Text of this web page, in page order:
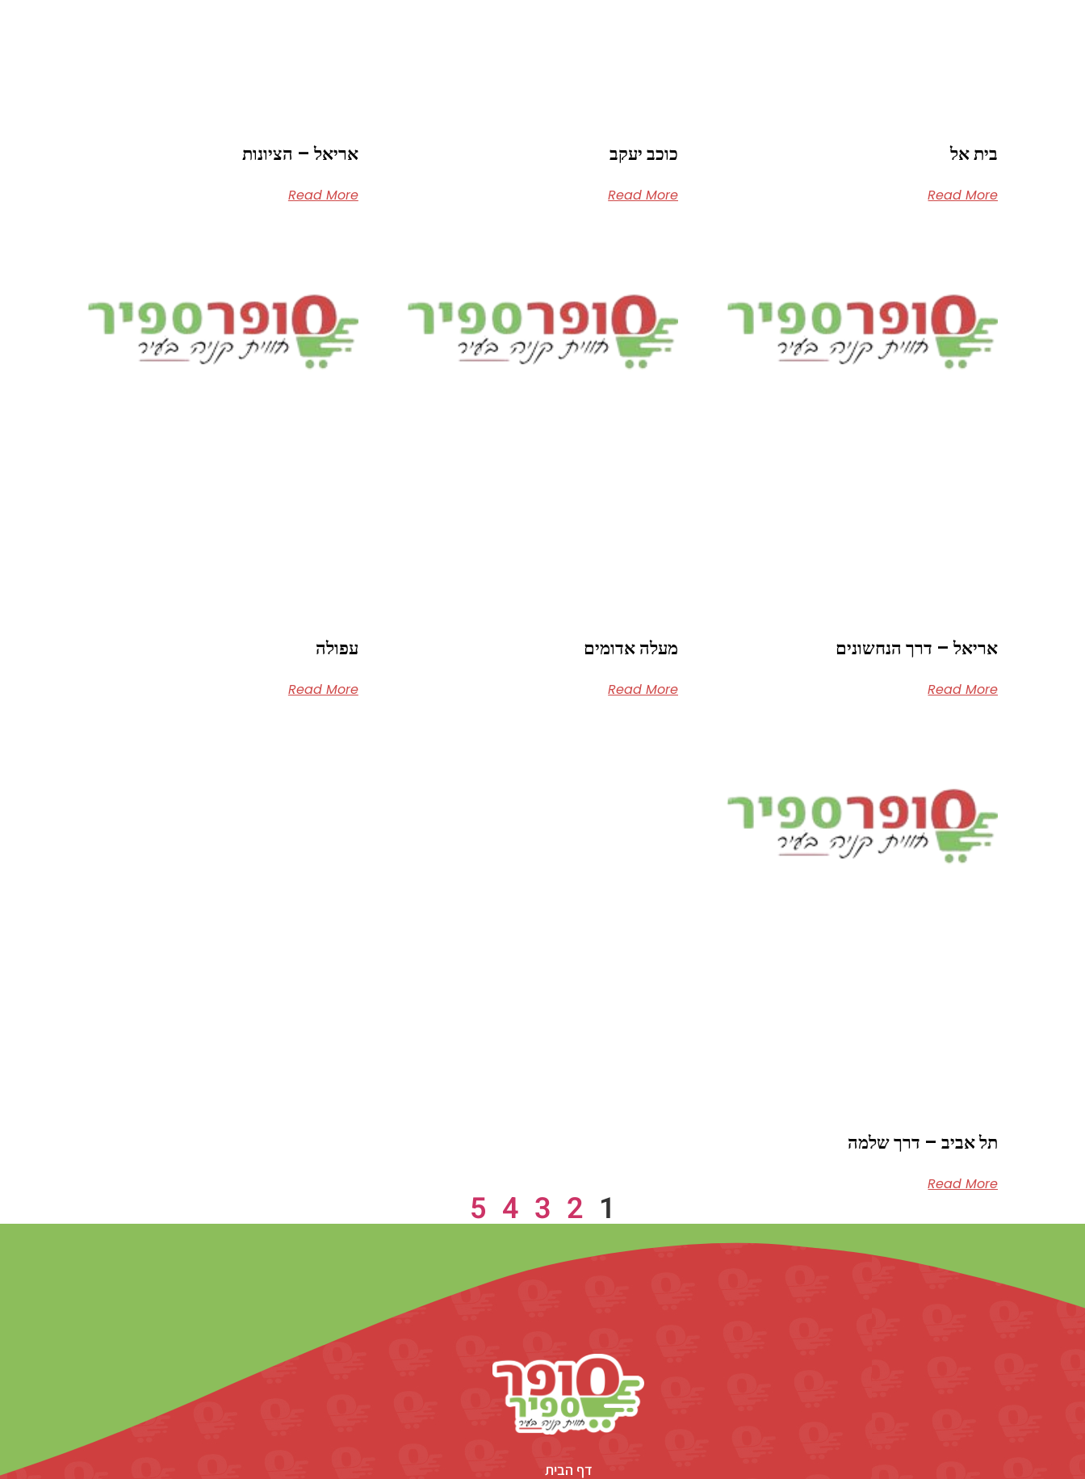
בית אל
Read More
כוכב יעקב
Read More
אריאל – הציונות
Read More
אריאל – דרך הנחשונים
Read More
מעלה אדומים
Read More
עפולה
Read More
תל אביב – דרך שלמה
Read More
1
2
3
4
5
דף הבית